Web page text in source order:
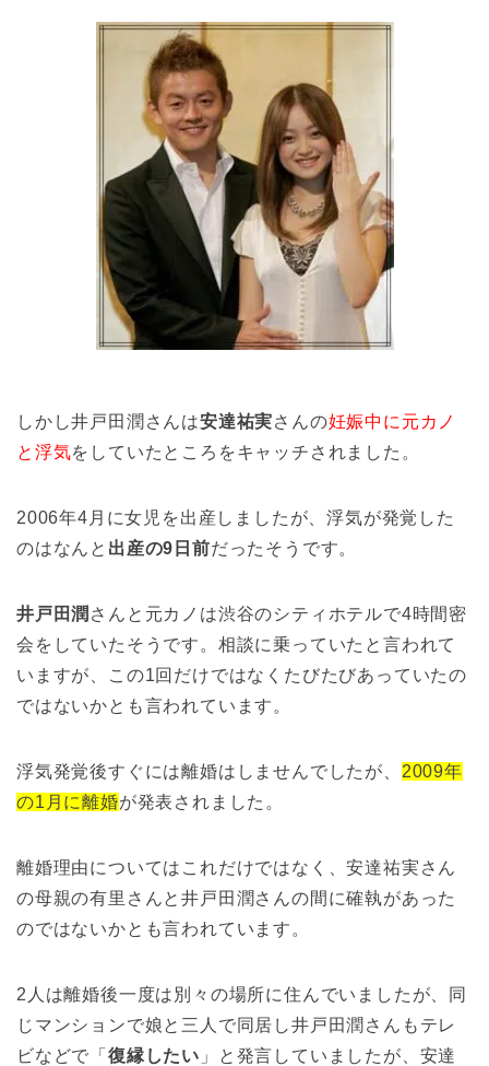
しかし井戸田潤さんは安達祐実さんの妊娠中に元カノ
と浮気をしていたところをキャッチされました。
2006年4月に女児を出産しましたが、浮気が発覚した
のはなんと 出産の9日前だったそうです。
井戸田潤 さんと元カノは渋谷のシティホテルで4時間密
会をしていたそうです。相談に乗っていたと言われて
いますが、この1回だけではなくたびたびあっていたの
ではないかとも言われています。
浮気発覚後すぐには離婚はしませんでしたが、 2009年
の1月に離婚が発表されました。
離婚理由についてはこれだけではなく、安達祐実さん
の母親の有里さんと井戸田潤さんの間に確執があった
のではないかとも言われています。
2人は離婚後一度は別々の場所に住んでいましたが、同
じマンションで娘と三人で同居し井戸田潤さんもテレ
ビなどで「 復縁したい 」と発言していましたが、安達